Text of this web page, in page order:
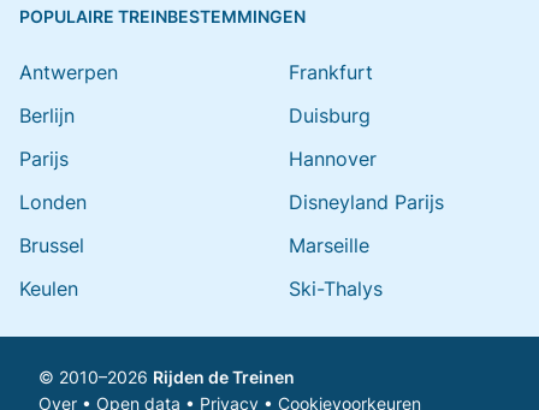
POPULAIRE TREINBESTEMMINGEN
Antwerpen
Berlijn
Parijs
Londen
Brussel
Keulen
Frankfurt
Duisburg
Hannover
Disneyland Parijs
Marseille
Ski-Thalys
© 2010–2026 Rijden de Treinen
Over • Open data • Privacy • Cookievoorkeuren